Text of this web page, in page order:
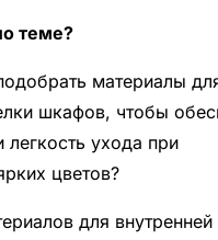
теме?
материалы
шкафов, чтобы
легкость ухода при
цветов?
для внутренней